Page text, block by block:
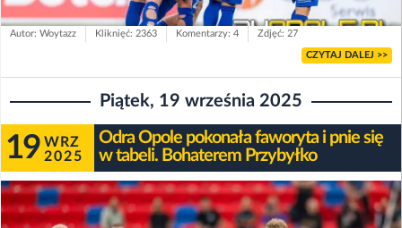
Autor: Woytazz Kliknięć: 2363 Komentarzy: 4 Zdjęć: 27
CZYTAJ DALEJ >>
Piątek, 19 września 2025
19 WRZ
2025
Odra Opole pokonała faworyta i pnie się
w tabeli. Bohaterem Przybyłko